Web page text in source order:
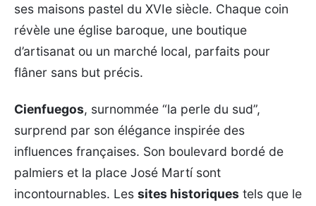
ses maisons pastel du XVIe siècle. Chaque coin
révèle une église baroque, une boutique
d’artisanat ou un marché local, parfaits pour
flâner sans but précis.
Cienfuegos, surnommée “la perle du sud”,
surprend par son élégance inspirée des
influences françaises. Son boulevard bordé de
palmiers et la place José Martí sont
incontournables. Les sites historiques tels que le